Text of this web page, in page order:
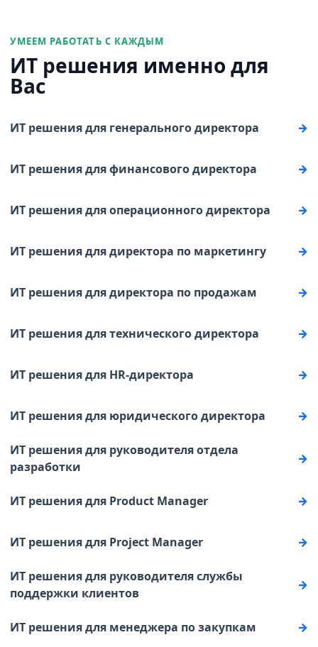
УМЕЕМ РАБОТАТЬ С КАЖДЫМ
ИТ решения именно для
Вас
ИТ решения для генерального директора
ИТ решения для финансового директора
ИТ решения для операционного директора
ИТ решения для директора по маркетингу
ИТ решения для директора по продажам
ИТ решения для технического директора
ИТ решения для HR-директора
ИТ решения для юридического директора
ИТ решения для руководителя отдела
разработки
ИТ решения для Product Manager
ИТ решения для Project Manager
ИТ решения для руководителя службы
поддержки клиентов
ИТ решения для менеджера по закупкам